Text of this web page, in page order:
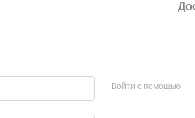
Войти с помощью